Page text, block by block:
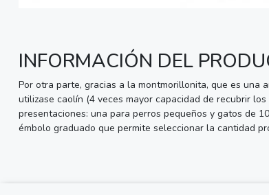
INFORMACIÓN DEL
Por otra parte, gracias a la montmorillonita, que es
utilizase caolín (4 veces mayor capacidad de recubrir
presentaciones: una para perros pequeños y gatos de
émbolo graduado que permite seleccionar la cantidad